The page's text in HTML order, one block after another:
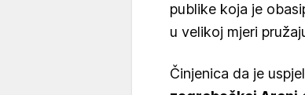
publike koja je
u velikoj mjeri
Činjenica da je